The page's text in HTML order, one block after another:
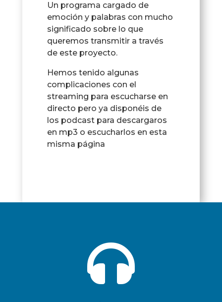
Un programa cargado de
emoción y palabras con mucho
significado sobre lo que
queremos transmitir a través
de este proyecto.
Hemos tenido algunas
complicaciones con el
streaming para escucharse en
directo pero ya disponéis de
los podcast para descargaros
en mp3 o escucharlos en esta
misma página
